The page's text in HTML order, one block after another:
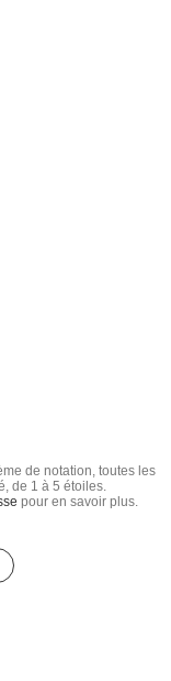
de notation, toutes les
de 1 à 5 étoiles.
pour en savoir plus.